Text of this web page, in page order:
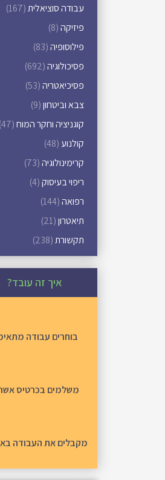
עבודה סוציאלית(167)
פיזיקה(8)
פילוסופיה(83)
פסיכולוגיה(692)
פסיכיאטריה(53)
צבא וביטחון(9)
קוגניציה וחקר המוח(47)
קולנוע (48)
קרימינולוגיה(73)
ריפוי בעיסוק(4)
רפואה(144)
תיאטרון(21)
תקשורת(238)
איך זה עובד?
בוחרים עבודה
משלמים בכרטיס
מקבלים את העבודה